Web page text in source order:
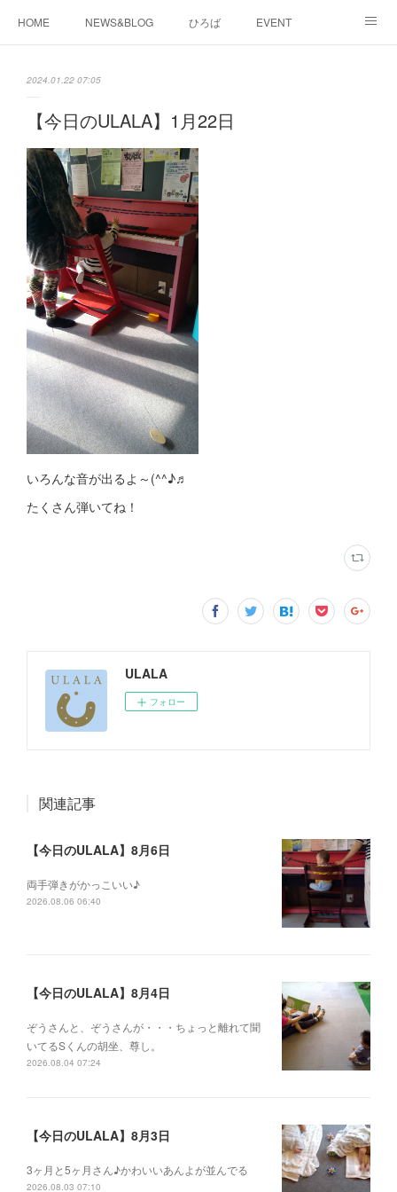
HOME NEWS&BLOG ひろば EVENT
2024.01.22 07:05
【今日のULALA】1月22日
いろんな音が出るよ～(^^♪♬
たくさん弾いてね！
ULALA
フォロー
関連記事
【今日のULALA】8月6日
両手弾きがかっこいい♪
2026.08.06 06:40
【今日のULALA】8月4日
ぞうさんと、ぞうさんが・・・ちょっと離れて聞
いてるSくんの胡坐、尊し。
2026.08.04 07:24
【今日のULALA】8月3日
3ヶ月と5ヶ月さん♪かわいいあんよが並んでる
2026.08.03 07:10